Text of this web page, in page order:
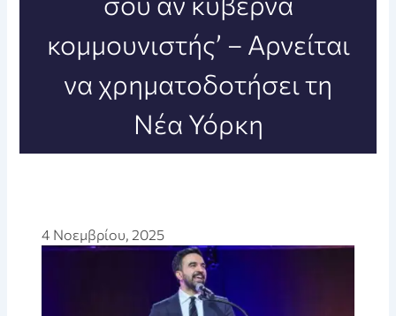
κομμουνιστής’ – Αρνείται
να χρηματοδοτήσει τη
Νέα Υόρκη
4 Νοεμβρίου, 2025